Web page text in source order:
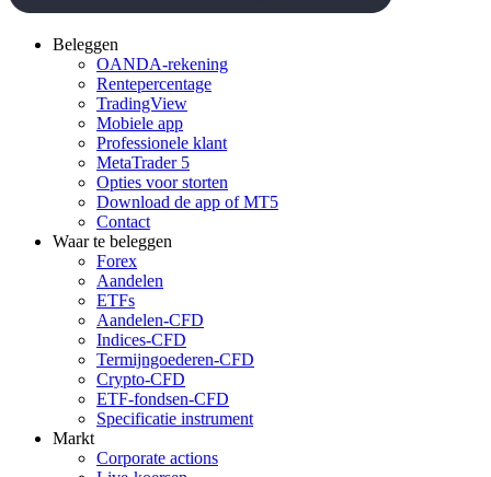
Beleggen
OANDA-rekening
Rentepercentage
TradingView
Mobiele app
Professionele klant
MetaTrader 5
Opties voor storten
Download de app of MT5
Contact
Waar te beleggen
Forex
Aandelen
ETFs
Aandelen-CFD
Indices-CFD
Termijngoederen-CFD
Crypto-CFD
ETF-fondsen-CFD
Specificatie instrument
Markt
Corporate actions